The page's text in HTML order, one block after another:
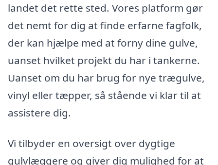
landet det rette sted. Vores platform gør
det nemt for dig at finde erfarne fagfolk,
der kan hjælpe med at forny dine gulve,
uanset hvilket projekt du har i tankerne.
Uanset om du har brug for nye trægulve,
vinyl eller tæpper, så stående vi klar til at
assistere dig.
Vi tilbyder en oversigt over dygtige
gulvlæggere og giver dig mulighed for at